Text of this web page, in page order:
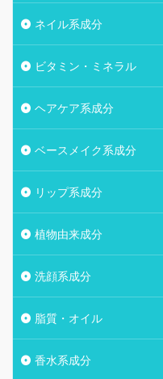
ネイル系成分
ビタミン・ミネラル
ヘアケア系成分
ベースメイク系成分
リップ系成分
植物由来成分
洗顔系成分
脂質・オイル
香水系成分